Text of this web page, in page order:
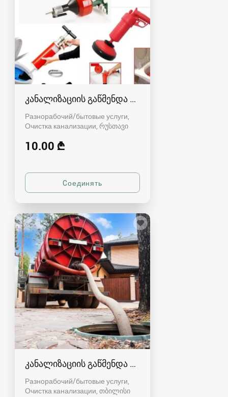
კანალიზაციის გაწმენდა რუსთავში - 591004680
Разнорабочий/бытовые услуги,
Очистка канализации რუსთავი
10.00 ₾
კანალიზაციის გაწმენდა თბილისი 557554000
Разнорабочий/бытовые услуги,
Очистка канализации თბილისი